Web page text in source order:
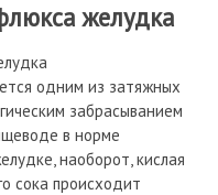
желудка
одним из затяжных
забрасыванием
в норме
наоборот, кислая
сока происходит